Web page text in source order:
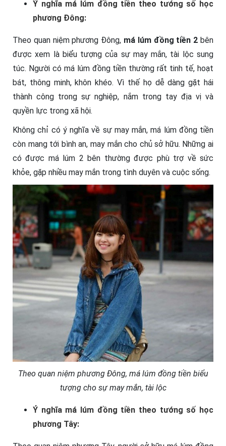
Ý nghĩa má lúm đồng tiền theo tướng số học
phương Đông:
Theo quan niệm phương Đông, má lúm đồng tiền 2 bên
được xem là biểu tượng của sự may mắn, tài lộc sung
túc. Người có má lúm đồng tiền thường rất tinh tế, hoạt
bát, thông minh, khôn khéo. Vì thế họ dễ dàng gặt hái
thành công trong sự nghiệp, nắm trong tay địa vị và
quyền lực trong xã hội.
Không chỉ có ý nghĩa về sự may mắn, má lúm đồng tiền
còn mang tới bình an, may mắn cho chủ sở hữu. Những ai
có được má lúm 2 bên thường được phù trợ về sức
khỏe, gặp nhiều may mắn trong tình duyên và cuộc sống.
Theo quan niệm phương Đông, má lúm đồng tiền biểu
tượng cho sự may mắn, tài lộc
Ý nghĩa má lúm đồng tiền theo tướng số học
phương Tây: